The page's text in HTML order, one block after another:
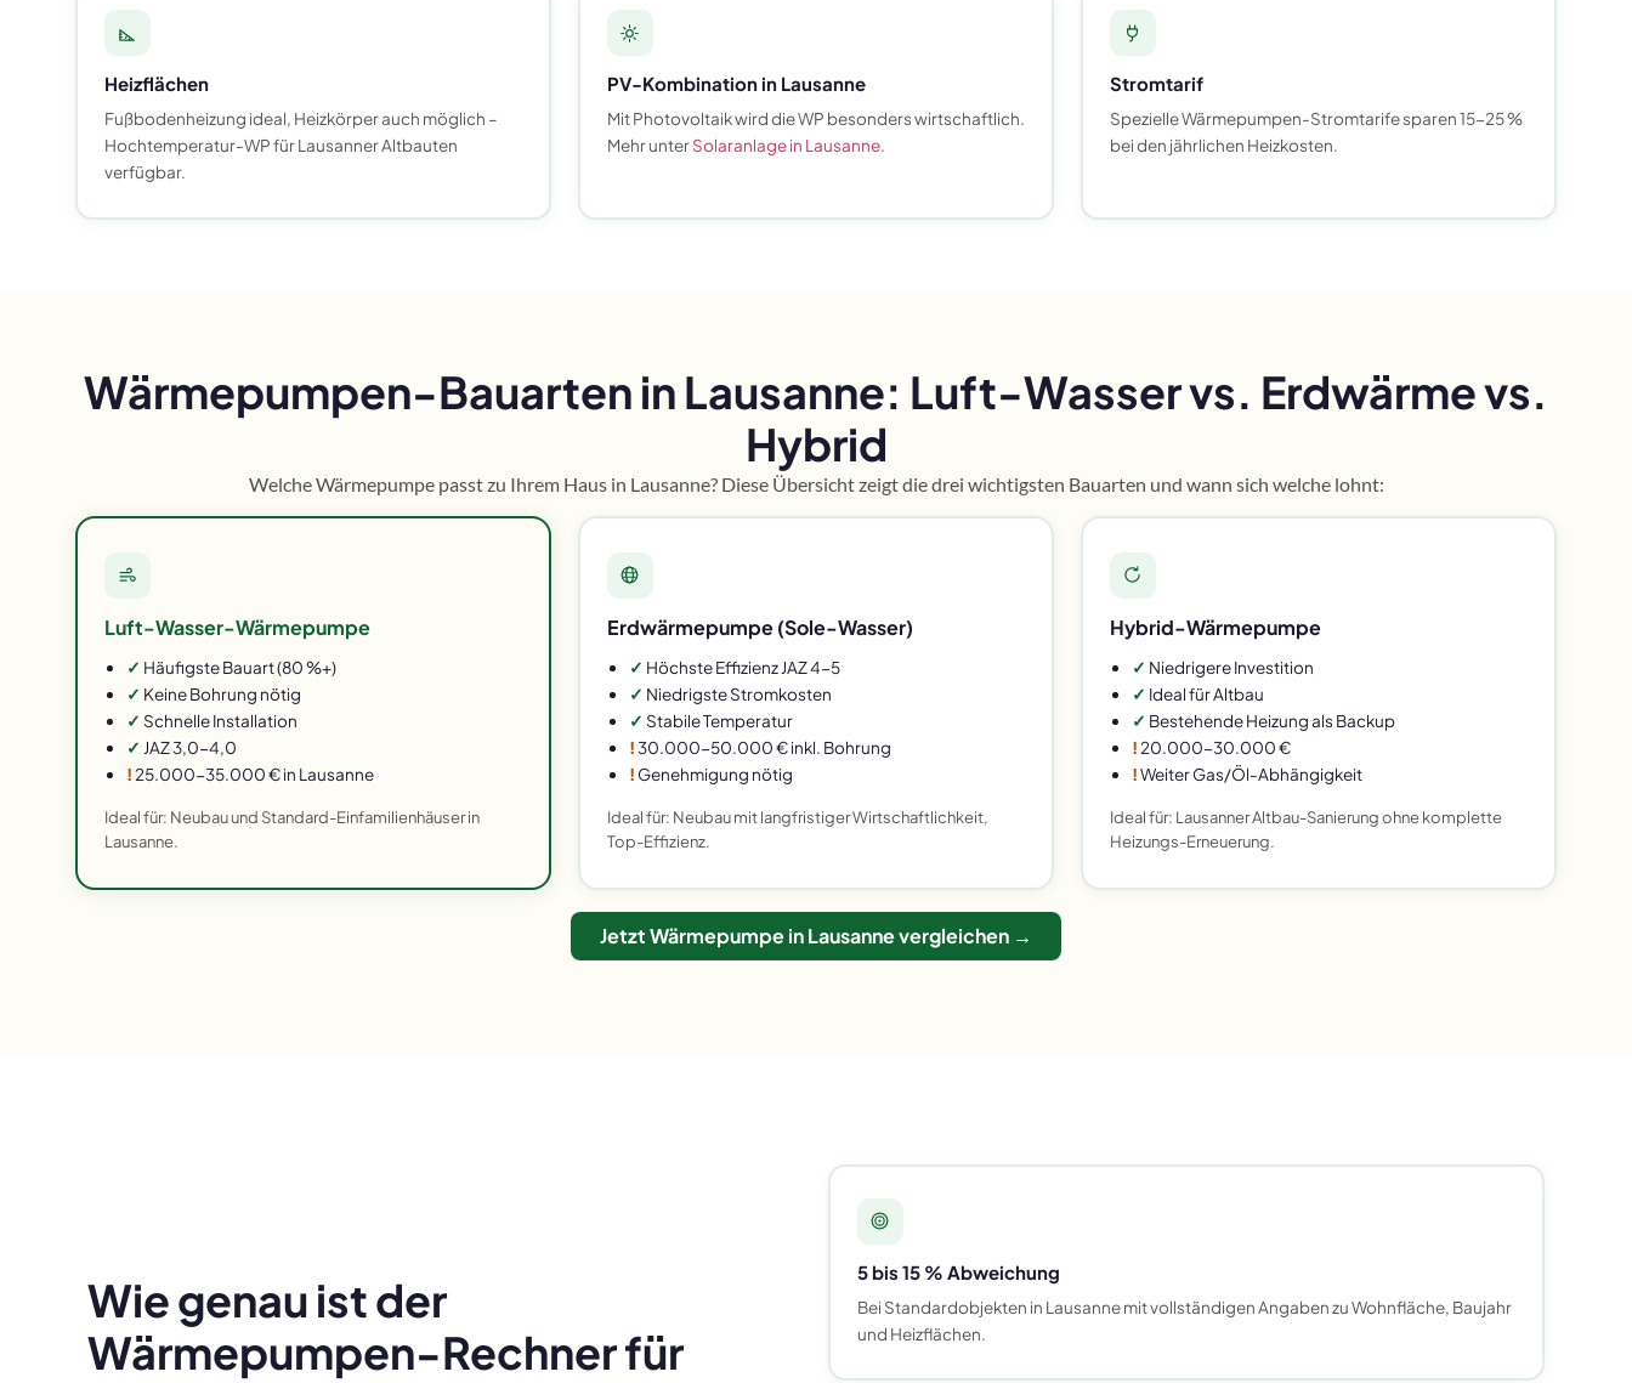
Heizflächen
Fußbodenheizung ideal, Heizkörper auch möglich –
Hochtemperatur-WP für Lausanner Altbauten
verfügbar.
PV-Kombination in Lausanne
Mit Photovoltaik wird die WP besonders wirtschaftlich.
Mehr unterSolaranlage in Lausanne.
Stromtarif
Spezielle Wärmepumpen-Stromtarife sparen 15-25 %
bei den jährlichen Heizkosten.
Wärmepumpen-Bauarten in Lausanne: Luft-Wasser vs. Erdwärme vs.
Hybrid
Welche Wärmepumpe passt zu Ihrem Haus in Lausanne? Diese Übersicht zeigt die drei wichtigsten Bauarten und wann sich welche lohnt:
Luft-Wasser-Wärmepumpe
✓ Häufigste Bauart (80 %+)
✓ Keine Bohrung nötig
✓ Schnelle Installation
✓ JAZ 3,0-4,0
!25.000-35.000 € in Lausanne
Ideal für: Neubau und Standard-Einfamilienhäuser in
Lausanne.
Erdwärmepumpe (Sole-Wasser)
✓ Höchste Effizienz JAZ 4-5
✓ Niedrigste Stromkosten
✓ Stabile Temperatur
! 30.000-50.000 € inkl. Bohrung
! Genehmigung nötig
Ideal für: Neubau mit langfristiger Wirtschaftlichkeit,
Top-Effizienz.
Hybrid-Wärmepumpe
✓ Niedrigere Investition
✓ Ideal für Altbau
✓ Bestehende Heizung als Backup
!20.000-30.000 €
!Weiter Gas/Öl-Abhängigkeit
Ideal für: Lausanner Altbau-Sanierung ohne komplette
Heizungs-Erneuerung.
Jetzt Wärmepumpe in Lausanne vergleichen →
Wie genau ist der
Wärmepumpen-Rechner für
5 bis 15 % Abweichung
Bei Standardobjekten in Lausanne mit vollständigen Angaben zu Wohnfläche, Baujahr
und Heizflächen.